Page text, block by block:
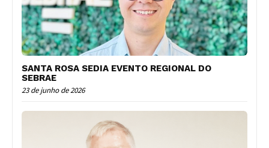
SANTA ROSA SEDIA EVENTO REGIONAL DO
SEBRAE
23 de junho de 2026